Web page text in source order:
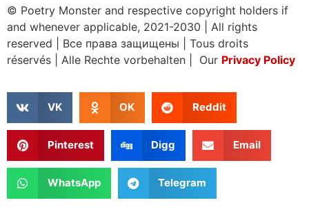
© Poetry Monster and respective copyright holders if
and whenever applicable, 2021-2030
All rights
reserved
Все права защищены
Tous droits
réservés
Alle Rechte vorbehalten | Our Privacy Policy
VK OK Reddit
Pinterest Digg Email
WhatsApp Telegram